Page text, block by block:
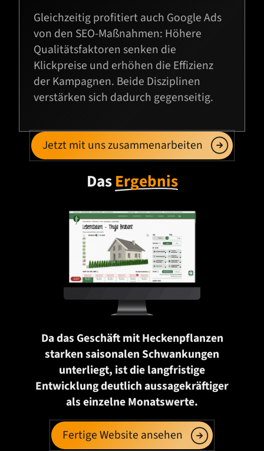
Gleichzeitig profitiert auch Google Ads
von den SEO-Maßnahmen: Höhere
Qualitätsfaktoren senken die
Klickpreise und erhöhen die Effizienz
der Kampagnen. Beide Disziplinen
verstärken sich dadurch gegenseitig.
Jetzt mit uns zusammenarbeiten
DasErgebnis
Da das Geschäft mit Heckenpflanzen
starken saisonalen Schwankungen
unterliegt, ist die langfristige
Entwicklung deutlich aussagekräftiger
als einzelne Monatswerte.
Fertige Website ansehen